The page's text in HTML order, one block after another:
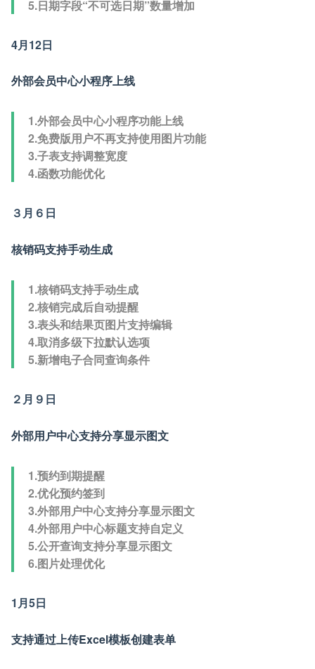
5.日期字段“不可选日期”数量增加
4月12日
外部会员中心小程序上线
1.外部会员中心小程序功能上线
2.免费版用户不再支持使用图片功能
3.子表支持调整宽度
4.函数功能优化
３月６日
核销码支持手动生成
1.核销码支持手动生成
2.核销完成后自动提醒
3.表头和结果页图片支持编辑
4.取消多级下拉默认选项
5.新增电子合同查询条件
２月９日
外部用户中心支持分享显示图文
1.预约到期提醒
2.优化预约签到
3.外部用户中心支持分享显示图文
4.外部用户中心标题支持自定义
5.公开查询支持分享显示图文
6.图片处理优化
1月5日
支持通过上传Excel模板创建表单